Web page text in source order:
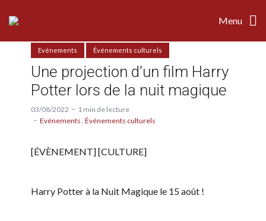
Menu
Evénements Événements culturels
Une projection d’un film Harry
Potter lors de la nuit magique
03/08/2022
1 min de lecture
Evénements Événements culturels
[ÉVÈNEMENT] [CULTURE]
Harry Potter à la Nuit Magique le 15 août !